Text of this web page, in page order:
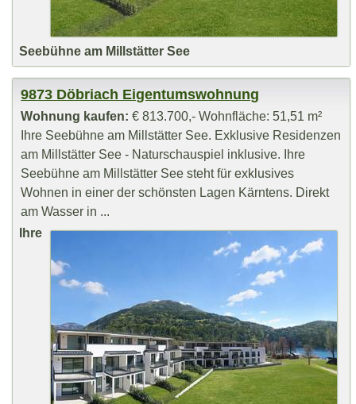
Seebühne am Millstätter See
9873 Döbriach Eigentumswohnung
Wohnung kaufen: € 813.700,- Wohnfläche: 51,51 m²
Ihre Seebühne am Millstätter See. Exklusive Residenzen
am Millstätter See - Naturschauspiel inklusive. Ihre
Seebühne am Millstätter See steht für exklusives
Wohnen in einer der schönsten Lagen Kärntens. Direkt
am Wasser in ...
Ihre